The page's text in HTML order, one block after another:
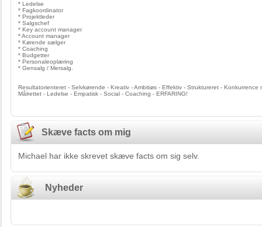
* Ledelse
* Fagkoordinator
* Projektleder
* Salgschef
* Key account manager
* Account manager
* Kørende sælger
* Coaching
* Budgetter
* Personaleoplæring
* Gensalg / Mersalg.
Resultatorienteret - Selvkørende - Kreativ - Ambitiøs - Effektiv - Struktureret - Konkurrence
Målrettet - Ledelse - Empatisk - Social - Coaching - ERFARING!
Skæve facts om mig
Michael har ikke skrevet skæve facts om sig selv.
Nyheder